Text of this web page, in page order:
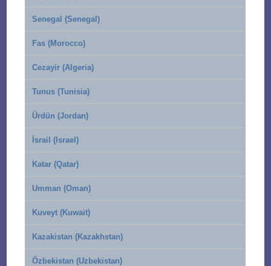
Senegal (Senegal)
Fas (Morocco)
Cezayir (Algeria)
Tunus (Tunisia)
Ürdün (Jordan)
İsrail (Israel)
Katar (Qatar)
Umman (Oman)
Kuveyt (Kuwait)
Kazakistan (Kazakhstan)
Özbekistan (Uzbekistan)